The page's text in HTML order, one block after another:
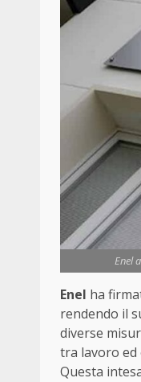
Enel
Enel ha
rendendo il
diverse
tra lavoro ed
Questa